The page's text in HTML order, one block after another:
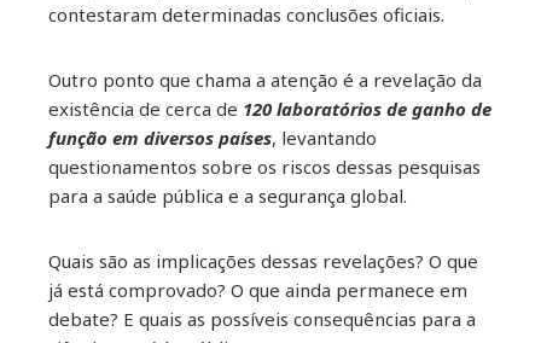
contestaram determinadas conclusões oficiais.
Outro ponto que chama a atenção é a revelação da
existência de cerca de 120 laboratórios de ganho de
função em diversos países, levantando
questionamentos sobre os riscos dessas pesquisas
para a saúde pública e a segurança global.
Quais são as implicações dessas revelações? O que
já está comprovado? O que ainda permanece em
debate? E quais as possíveis consequências para a